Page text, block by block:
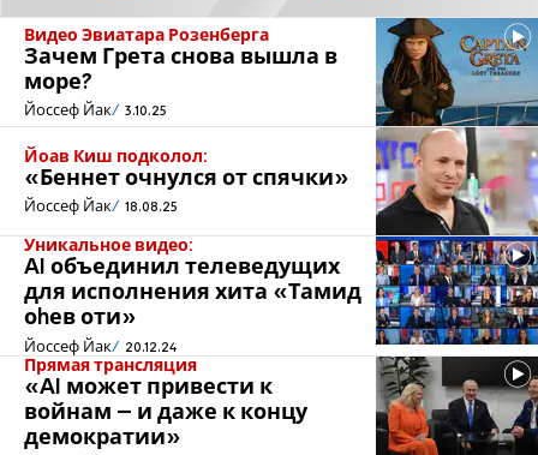
Видео Эвиатара Розенберга
Зачем Грета снова вышла в
море?
Йоссеф Йак 3.10.25
Йоав Киш подколол:
«Беннет очнулся от спячки»
Йоссеф Йак 18.08.25
Уникальное видео:
AI объединил телеведущих
для исполнения хита «Тамид
оhев оти»
Йоссеф Йак 20.12.24
Прямая трансляция
«AI может привести к
войнам – и даже к концу
демократии»